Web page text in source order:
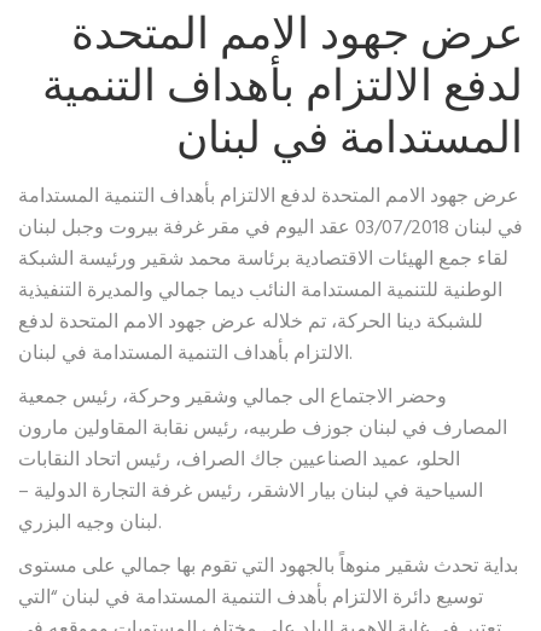
عرض جهود الامم المتحدة
لدفع الالتزام بأهداف التنمية
المستدامة في لبنان
عرض جهود الامم المتحدة لدفع الالتزام بأهداف التنمية المستدامة
في لبنان 03/07/2018 عقد اليوم في مقر غرفة بيروت وجبل لبنان
لقاء جمع الهيئات الاقتصادية برئاسة محمد شقير ورئيسة الشبكة
الوطنية للتنمية المستدامة النائب ديما جمالي والمديرة التنفيذية
للشبكة دينا الحركة، تم خلاله عرض جهود الامم المتحدة لدفع
الالتزام بأهداف التنمية المستدامة في لبنان.
وحضر الاجتماع الى جمالي وشقير وحركة، رئيس جمعية
المصارف في لبنان جوزف طربيه، رئيس نقابة المقاولين مارون
الحلو، عميد الصناعيين جاك الصراف، رئيس اتحاد النقابات
السياحية في لبنان بيار الاشقر، رئيس غرفة التجارة الدولية –
لبنان وجيه البزري.
بداية تحدث شقير منوهاً بالجهود التي تقوم بها جمالي على مستوى
توسيع دائرة الالتزام بأهدف التنمية المستدامة في لبنان “التي